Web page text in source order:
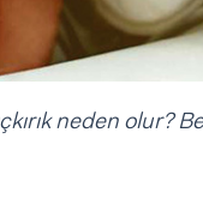
neden olur?